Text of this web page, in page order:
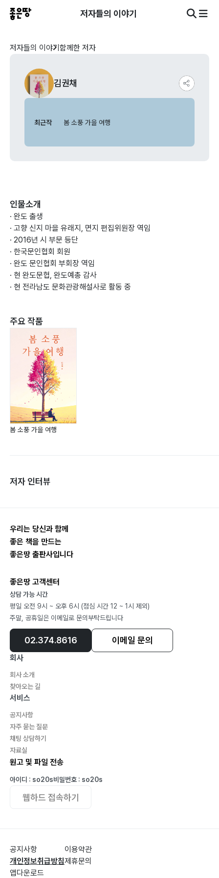
저자들의 이야기
저자들의 이야기 함께한 저자
김권채
최근작 봄 소풍 가을 여행
인물소개
· 완도 출생
· 고향 신지 마을 유래지, 면지 편집위원장 역임
· 2016년 시 부문 등단
· 한국문인협회 회원
· 완도 문인협회 부회장 역임
· 현 완도문협, 완도예총 감사
· 현 전라남도 문화관광해설사로 활동 중
주요 작품
봄 소풍 가을 여행
저자 인터뷰
우리는 당신과 함께
좋은 책을 만드는
좋은땅 출판사입니다
좋은땅 고객센터
상담 가능 시간
평일 오전 9시 ~ 오후 6시 (점심 시간 12 ~ 1시 제외)
주말, 공휴일은 이메일로 문의부탁드립니다
02.374.8616 이메일 문의
회사
회사 소개
찾아오는 길
서비스
공지사항
자주 묻는 질문
채팅 상담하기
자료실
원고 및 파일 전송
아이디 : so20s비밀번호 : so20s
웹하드 접속하기
공지사항
개인정보취급방침
앱다운로드
이용약관
제휴문의